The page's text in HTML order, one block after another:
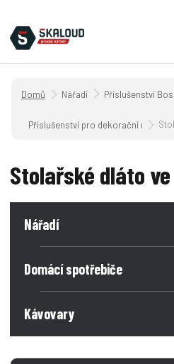
Úvodní strana
Nářadí Příslušenství
Příslušenství pro dekorační nářadí
Stolařské dláto
Nářadí
Domácí spotřebiče
Kávovary